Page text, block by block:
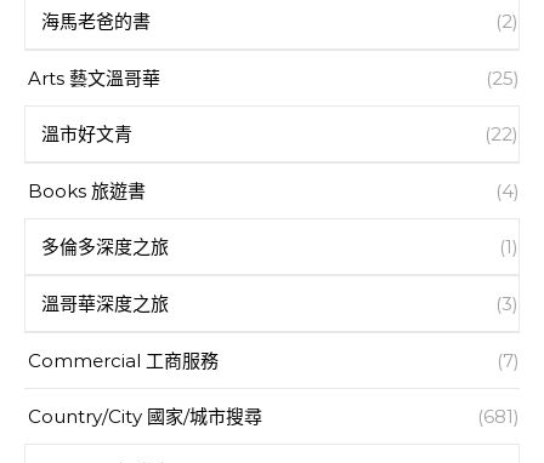
海馬老爸的書 (2)
Arts 藝文溫哥華 (25)
溫市好文青 (22)
Books 旅遊書 (4)
多倫多深度之旅 (1)
溫哥華深度之旅 (3)
Commercial 工商服務 (7)
Country/City 國家/城市搜尋 (681)